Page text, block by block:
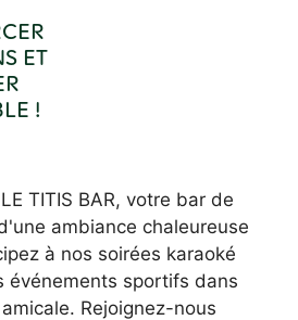
ET
!
TITIS BAR, votre bar de
ambiance chaleureuse
à nos soirées karaoké
événements sportifs dans
Rejoignez-nous